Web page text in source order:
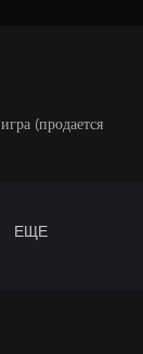
(продается
ЕЩЕ